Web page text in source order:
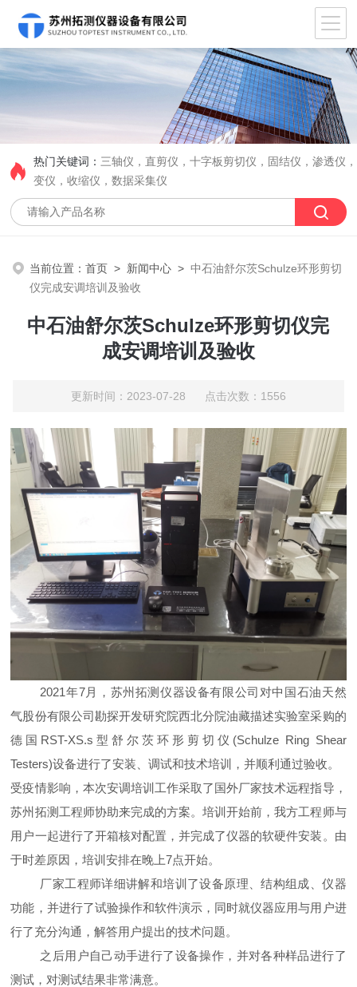
热门关键词： 三轴仪，直剪仪，十字板剪切仪，固结仪，渗透仪
变仪，收缩仪，数据采集仪
当前位置：首页 > 新闻中心 >中石油舒尔茨Schulze环形剪切
仪完成安调培训及验收
中石油舒尔茨Schulze环形剪切仪完
成安调培训及验收
更新时间：2023-07-28 点击次数：1556
2021年7月，苏州拓测仪器设备有限公司对中国石油天然
气股份有限公司勘探开发研究院西北分院油藏描述实验室采购的
德国RST-XS.s型舒尔茨环形剪切仪(Schulze Ring Shear
Testers)设备进行了安装、调试和技术培训，并顺利通过验收。
受疫情影响，本次安调培训工作采取了国外厂家技术远程指导，
苏州拓测工程师协助来完成的方案。培训开始前，我方工程师与
用户一起进行了开箱核对配置，并完成了仪器的软硬件安装。由
于时差原因，培训安排在晚上7点开始。
厂家工程师详细讲解和培训了设备原理、结构组成、仪器
功能，并进行了试验操作和软件演示，同时就仪器应用与用户进
行了充分沟通，解答用户提出的技术问题。
之后用户自己动手进行了设备操作，并对各种样品进行了
测试，对测试结果非常满意。